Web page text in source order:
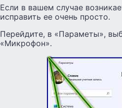
Если в вашем случае
исправить ее очень просто.
Перейдите, в «Параметы»,
«Микрофон».